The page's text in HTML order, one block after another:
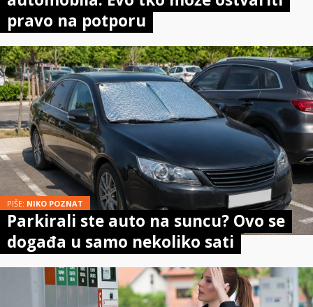
pravo na potporu
PIŠE: NIKO POZNAT
Parkirali ste auto na suncu? Ovo se
događa u samo nekoliko sati